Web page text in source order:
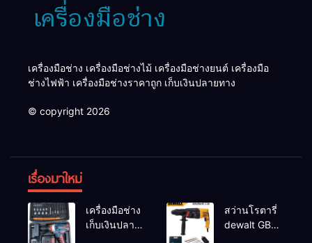
เครื่องมือช่าง เครื่องมือช่างไม้ เครื่องมือช่างยนต์ เครื่องมือ
ช่างไฟฟ้า เครื่องมือช่างราคาถูก เก็บเงินปลายทาง
© copyright 2026
เรื่องมาใหม่
เครื่องมือช่าง
เก็บเงินปลาย
สว่านโรตารี่
dewalt GBH